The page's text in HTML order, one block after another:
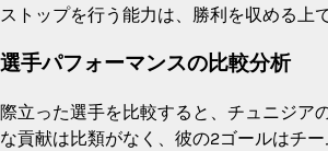
ストップを行う能力は、勝利を収める上
選手パフォーマンスの比較分析
際立った選手を比較すると、チュニジア
な貢献は比類がなく、彼の2ゴールはチ